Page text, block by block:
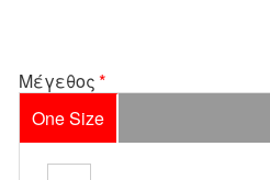
Μέγεθος
One Size